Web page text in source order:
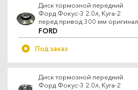
Диск тормозной передний
Форд Фокус-3 2.0л, Куга-2
перед привод 300 мм оригинал
FORD
Под заказ
Диск тормозной передний
Форд Фокус-3 2.0л, Куга-2